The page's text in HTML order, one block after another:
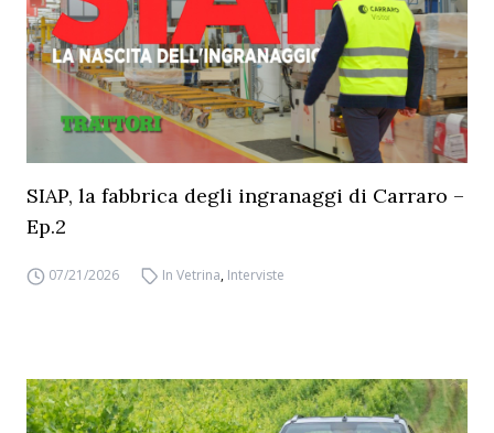
SIAP, la fabbrica degli ingranaggi di Carraro –
Ep.2
07/21/2026 In Vetrina, Interviste